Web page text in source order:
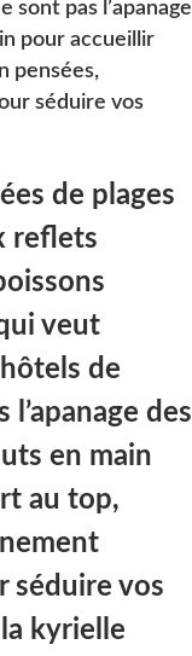
sont pas l’apanage
pour accueillir
pensées,
séduire vos
de plages
reflets
veut
de
l’apanage des
en main
au top,
séduire vos
kyrielle